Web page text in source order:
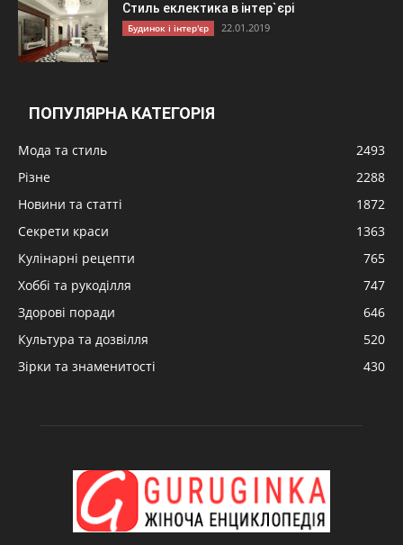
Стиль еклектика в інтер`єрі
Будинок і інтер'єр 22.01.2019
ПОПУЛЯРНА КАТЕГОРІЯ
Мода та стиль
2493
Різне
2288
Новини та статті
1872
Секрети краси
1363
Кулінарні рецепти
765
Хоббі та рукоділля
747
Здорові поради
646
Культура та дозвілля
520
Зірки та знаменитості
430